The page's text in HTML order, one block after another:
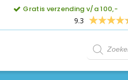
Gratis verzending v/a 100,-
9.3
Producten
zoeken